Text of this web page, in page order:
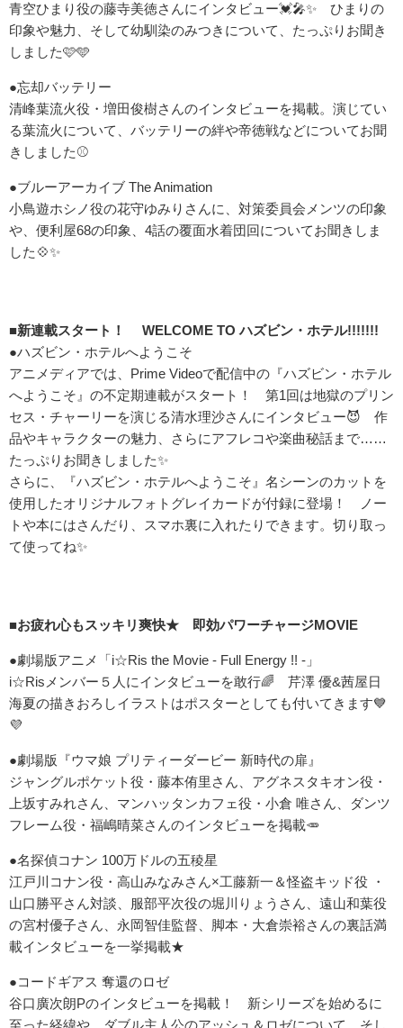
青空ひまり役の藤寺美徳さんにインタビュー💓🎤✨ ひまりの
印象や魅力、そして幼馴染のみつきについて、たっぷりお聞き
しました🩷🩵
●忘却バッテリー
清峰葉流火役・増田俊樹さんのインタビューを掲載。演じてい
る葉流火について、バッテリーの絆や帝徳戦などについてお聞
きしました⚾
●ブルーアーカイブ The Animation
小鳥遊ホシノ役の花守ゆみりさんに、対策委員会メンツの印象
や、便利屋68の印象、4話の覆面水着団回についてお聞きしま
した💠✨
■新連載スタート！ WELCOME TO ハズビン・ホテル!!!!!!!
●ハズビン・ホテルへようこそ
アニメディアでは、Prime Videoで配信中の『ハズビン・ホテル
へようこそ』の不定期連載がスタート！ 第1回は地獄のプリン
セス・チャーリーを演じる清水理沙さんにインタビュー😈 作
品やキャラクターの魅力、さらにアフレコや楽曲秘話まで……
たっぷりお聞きしました✨
さらに、『ハズビン・ホテルへようこそ』名シーンのカットを
使用したオリジナルフォトグレイカードが付録に登場！ ノー
トや本にはさんだり、スマホ裏に入れたりできます。切り取っ
て使ってね✨
■お疲れ心もスッキリ爽快★ 即効パワーチャージMOVIE
●劇場版アニメ「i☆Ris the Movie - Full Energy !! -」
i☆Risメンバー５人にインタビューを敢行🌈 芹澤 優&茜屋日
海夏の描きおろしイラストはポスターとしても付いてきます💙
💜
●劇場版『ウマ娘 プリティーダービー 新時代の扉』
ジャングルポケット役・藤本侑里さん、アグネスタキオン役・
上坂すみれさん、マンハッタンカフェ役・小倉 唯さん、ダンツ
フレーム役・福嶋晴菜さんのインタビューを掲載🥕
●名探偵コナン 100万ドルの五稜星
江戸川コナン役・高山みなみさん×工藤新一＆怪盗キッド役 ・
山口勝平さん対談、服部平次役の堀川りょうさん、遠山和葉役
の宮村優子さん、永岡智佳監督、脚本・大倉崇裕さんの裏話満
載インタビューを一挙掲載★
●コードギアス 奪還のロゼ
谷口廣次朗Pのインタビューを掲載！ 新シリーズを始めるに